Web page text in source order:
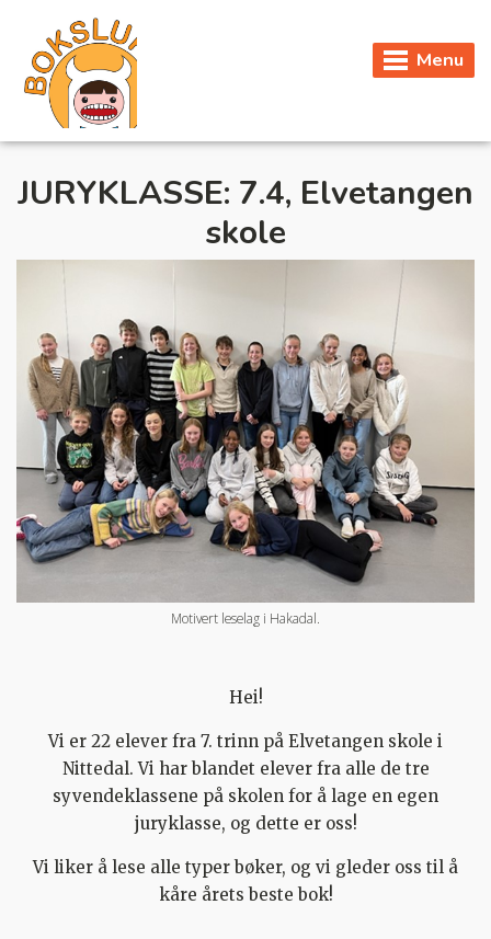
Menu
JURYKLASSE: 7.4, Elvetangen
skole
Motivert leselag i Hakadal.
Hei!
Vi er 22 elever fra 7. trinn på Elvetangen skole i
Nittedal. Vi har blandet elever fra alle de tre
syvendeklassene på skolen for å lage en egen
juryklasse, og dette er oss!
Vi liker å lese alle typer bøker, og vi gleder oss til å
kåre årets beste bok!